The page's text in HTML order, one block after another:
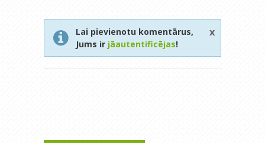
Lai pievienotu komentārus,
Jums ir jāautentificējas!
x